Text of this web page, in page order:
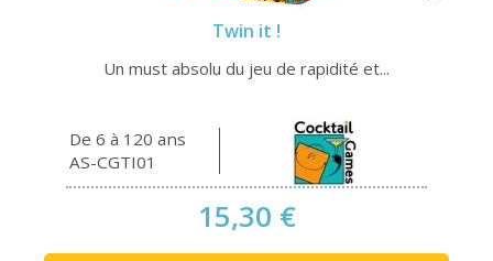
Twin it !
Un must absolu du jeu de rapidité et...
De 6 à 120 ans
AS-CGTI01
15,30 €